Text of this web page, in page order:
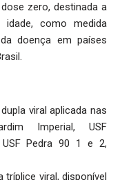
zero, destinada a
como medida
doença em países
viral aplicada nas
Imperial, USF
USF Pedra 90 1 e 2,
viral, disponível